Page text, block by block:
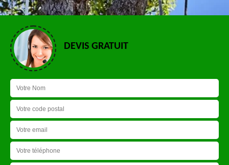
DEVIS GRATUIT